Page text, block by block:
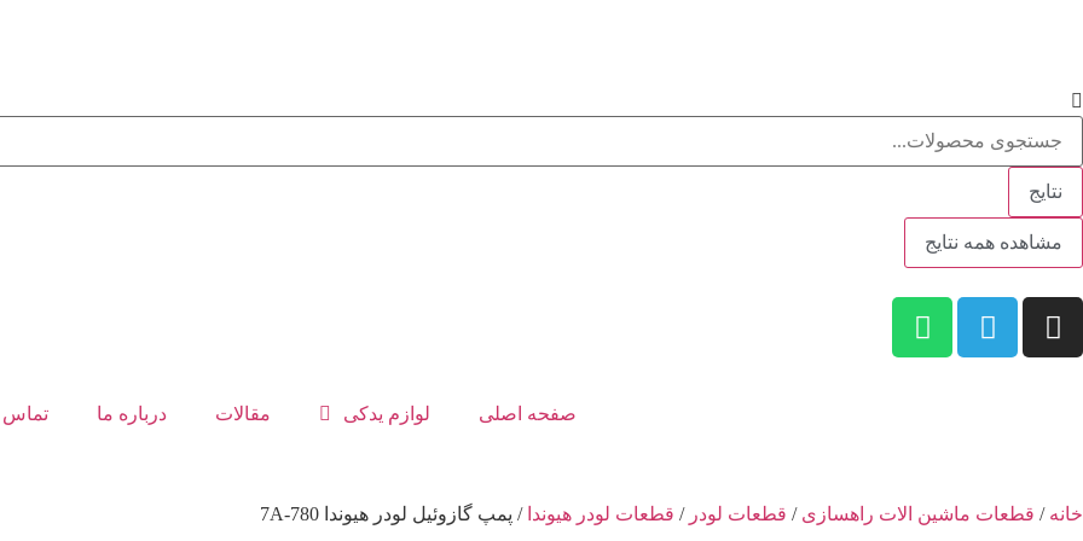
نتایج
مشاهده همه نتایج
صفحه اصلی لوازم یدکی مقالات درباره ما تماس
خانه / قطعات ماشین الات راهسازی / قطعات لودر / قطعات لودر هیوندا / پمپ گازوئیل لودر هیوندا 780-7A